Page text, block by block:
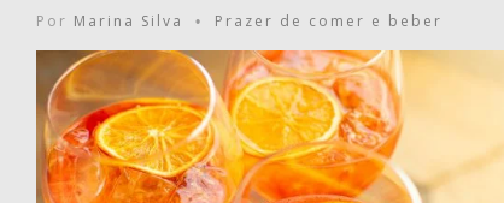
Por Marina Silva • Prazer de comer e beber